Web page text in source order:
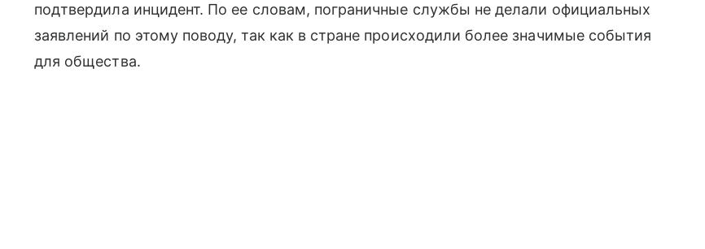
подтвердила инцидент. По ее словам, пограничные службы не делали официальных
заявлений по этому поводу, так как в стране происходили более значимые события
для общества.